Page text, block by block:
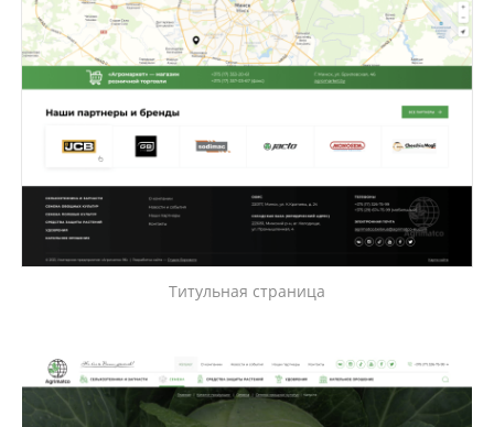
Титульная страница